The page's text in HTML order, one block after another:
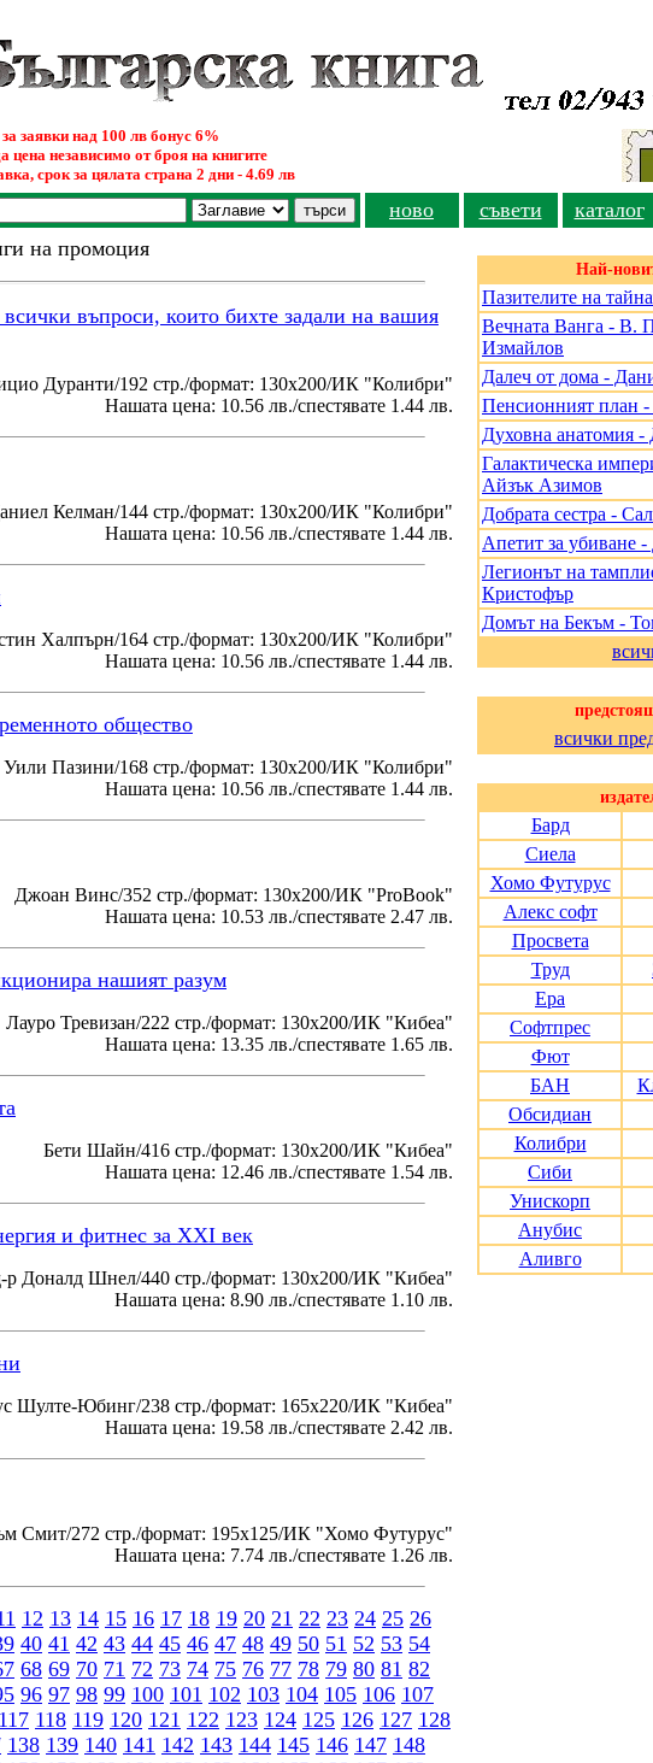
заявки над 100 лв бонус 6%
цена независимо от броя на книгите
срок за цялата страна 2 дни - 4.69 лв
ново съвети каталог
на промоция
въпроси, които бихте задали на вашия
Дуранти/192 стр./формат: 130х200/ИК "Колибри"
Нашата цена: 10.56 лв./спестявате 1.44 лв.
Келман/144 стр./формат: 130х200/ИК "Колибри"
Нашата цена: 10.56 лв./спестявате 1.44 лв.
Халпърн/164 стр./формат: 130х200/ИК "Колибри"
Нашата цена: 10.56 лв./спестявате 1.44 лв.
общество
Уили Пазини/168 стр./формат: 130х200/ИК "Колибри"
Нашата цена: 10.56 лв./спестявате 1.44 лв.
Джоан Винс/352 стр./формат: 130х200/ИК "ProBook"
Нашата цена: 10.53 лв./спестявате 2.47 лв.
нашият разум
Лауро Тревизан/222 стр./формат: 130х200/ИК "Кибеа"
Нашата цена: 13.35 лв./спестявате 1.65 лв.
Бети Шайн/416 стр./формат: 130х200/ИК "Кибеа"
Нашата цена: 12.46 лв./спестявате 1.54 лв.
и фитнес за XXI век
Доналд Шнел/440 стр./формат: 130х200/ИК "Кибеа"
Нашата цена: 8.90 лв./спестявате 1.10 лв.
Шулте-Юбинг/238 стр./формат: 165х220/ИК "Кибеа"
Нашата цена: 19.58 лв./спестявате 2.42 лв.
Смит/272 стр./формат: 195x125/ИК "Хомо Футурус"
Нашата цена: 7.74 лв./спестявате 1.26 лв.
12 13 14 15 16 17 18 19 20 21 22 23 24 25 26
40 41 42 43 44 45 46 47 48 49 50 51 52 53 54
68 69 70 71 72 73 74 75 76 77 78 79 80 81 82
96 97 98 99 100 101 102 103 104 105 106 107
117 118 119 120 121 122 123 124 125 126 127 128
138 139 140 141 142 143 144 145 146 147 148
Най-
Пазителите на
Вечната Ванга - В.
Измайлов
Далеч от дома -
Пенсионният план
Духовна анатомия -
Галактическа
Айзък Азимов
Добрата сестра -
Апетит за убиване
Легионът на
Кристофър
Домът на Бекъм -
всички
Бард
Сиела
Хомо Футурус
Алекс софт
Просвета
Труд
Ера
Софтпрес
Фют
БАН
Обсидиан
Колибри
Сиби
Унискорп
Анубис
Аливго